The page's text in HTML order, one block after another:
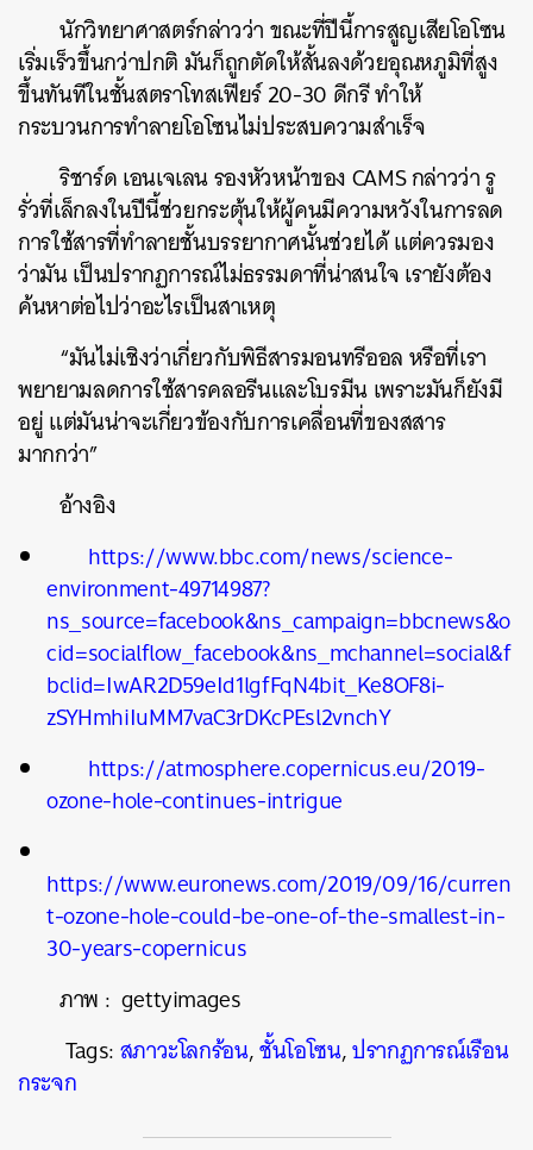
นักวิทยาศาสตร์กล่าวว่าขณะที่ปีนี้การสูญเสียโอโซน
เริ่มเร็วขึ้นกว่าปกติมันก็ถูกตัดให้สั้นลงด้วยอุณหภูมิที่สูง
ขึ้นทันทีในชั้นสตราโทสเฟียร์20-30 ดีกรีทำให้
กระบวนการทำลายโอโซนไม่ประสบความสำเร็จ
ริชาร์ดเอนเจเลนรองหัวหน้าของCAMSกล่าวว่ารู
รั่วที่เล็กลงในปีนี้ช่วยกระตุ้นให้ผู้คนมีความหวังในการลด
การใช้สารที่ทำลายชั้นบรรยากาศนั้นช่วยได้แต่ควรมอง
ว่ามันเป็นปรากฏการณ์ไม่ธรรมดาที่น่าสนใจเรายังต้อง
ค้นหาต่อไปว่าอะไรเป็นสาเหตุ
“มันไม่เชิงว่าเกี่ยวกับพิธีสารมอนทรีออลหรือที่เรา
พยายามลดการใช้สารคลอรีนและโบรมีนเพราะมันก็ยังมี
อยู่แต่มันน่าจะเกี่ยวข้องกับการเคลื่อนที่ของสสาร
มากกว่า”
อ้างอิง
https://www.bbc.com/news/science-
environment-49714987?
ns_source=facebook&ns_campaign=bbcnews&o
cid=socialflow_facebook&ns_mchannel=social&f
bclid=IwAR2D59eId1lgfFqN4bit_Ke8OF8i-
zSYHmhiIuMM7vaC3rDKcPEsl2vnchY
https://atmosphere.copernicus.eu/2019-
ozone-hole-continues-intrigue
https://www.euronews.com/2019/09/16/curren
t-ozone-hole-could-be-one-of-the-smallest-in-
30-years-copernicus
ภาพ : gettyimages
Tags:สภาวะโลกร้อน,ชั้นโอโซน,ปรากฏการณ์เรือน
กระจก
ค้นหา
SHARE TWEET LINE EMAIL